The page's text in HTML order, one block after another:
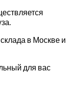
в Москве и
для вас